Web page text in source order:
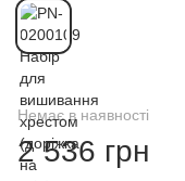
Немає в наявності
2 536 грн